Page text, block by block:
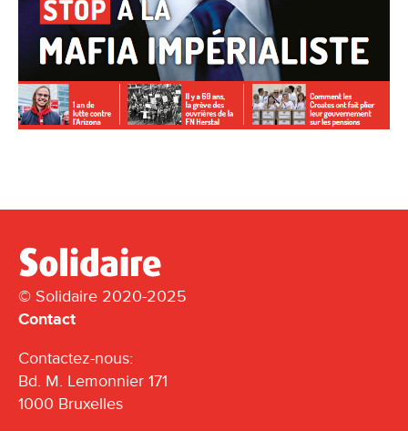
© Solidaire 2020-2025
Contact
Contactez-nous:
Bd. M. Lemonnier 171
1000 Bruxelles